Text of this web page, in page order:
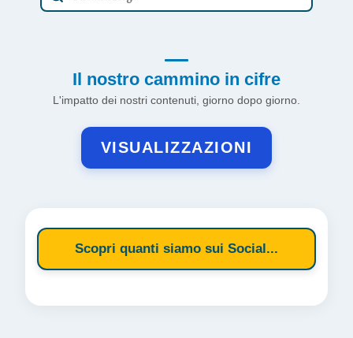
Il nostro cammino in cifre
L'impatto dei nostri contenuti, giorno dopo giorno.
VISUALIZZAZIONI
Scopri quanti siamo sui Social...